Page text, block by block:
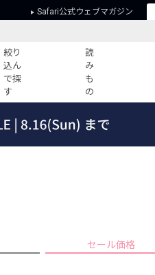
Safari公式ウェブマガジン
絞り
込ん
で探
す
読
み
も
の
プライバシーポリシー
セール価格